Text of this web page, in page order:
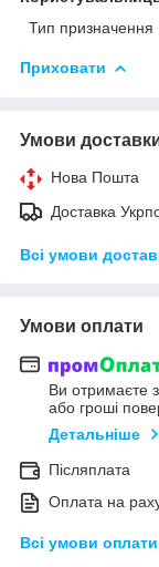
Тип призначення
Приховати
Умови
Нова Пошта
Доставка
Всі умови
Умови оплати
Ви отримаєте
або гроші
Детальніше
Післяплата
Оплата на
Всі умови оплати